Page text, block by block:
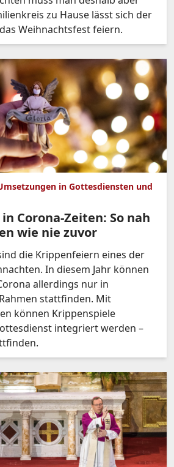
zu Hause lässt sich der
Weihnachtsfest feiern.
in Gottesdiensten und
Corona-Zeiten: So nah
wie nie zuvor
die Krippenfeiern eines der
In diesem Jahr können
allerdings nur in
stattfinden. Mit
können Krippenspiele
integriert werden –